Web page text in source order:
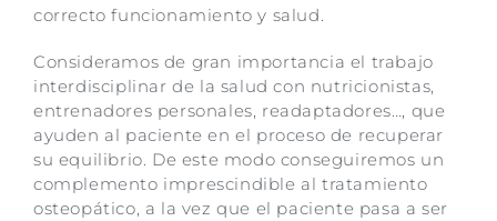
correcto funcionamiento y salud.
​Consideramos de gran importancia el trabajo
interdisciplinar de la salud con nutricionistas,
entrenadores personales, readaptadores…, que
ayuden al paciente en el proceso de recuperar
su equilibrio. De este modo conseguiremos un
complemento imprescindible al tratamiento
osteopático, a la vez que el paciente pasa a ser